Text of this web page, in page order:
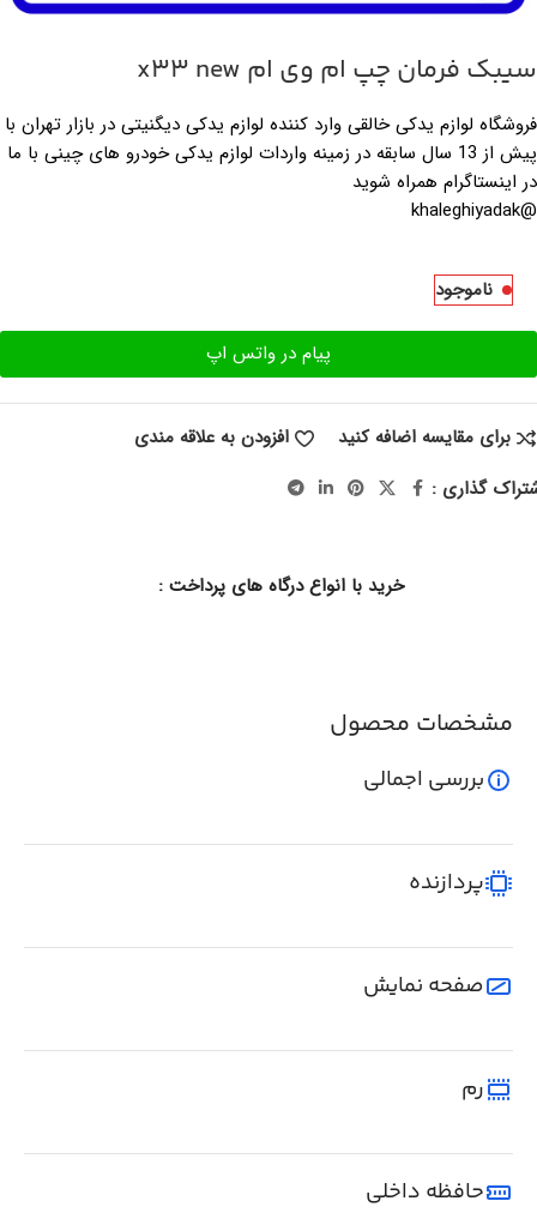
سیبک فرمان چپ ام وی ام x33 new
فروشگاه لوازم یدکی خالقی وارد کننده لوازم یدکی دیگنیتی در بازار تهران با
پیش از 13 سال سابقه در زمینه واردات لوازم یدکی خودرو های چینی با ما
در اینستاگرام همراه شوید
@khaleghiyadak
ناموجود
پیام در واتس اپ
برای مقایسه اضافه کنید
افزودن به علاقه مندی
گذاری :
خرید با انواع درگاه های پرداخت :
مشخصات محصول
بررسی اجمالی
پردازنده
صفحه نمایش
رم
حافظه داخلی